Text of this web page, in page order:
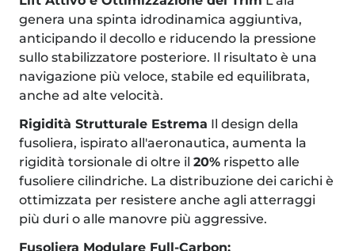
genera una spinta idrodinamica aggiuntiva,
anticipando il decollo e riducendo la pressione
sullo stabilizzatore posteriore. Il risultato è una
navigazione più veloce, stabile ed equilibrata,
anche ad alte velocità.
Rigidità Strutturale Estrema Il design della
fusoliera, ispirato all'aeronautica, aumenta la
rigidità torsionale di oltre il 20% rispetto alle
fusoliere cilindriche. La distribuzione dei carichi è
ottimizzata per resistere anche agli atterraggi
più duri o alle manovre più aggressive.
Fusoliera Modulare Full-Carbon: